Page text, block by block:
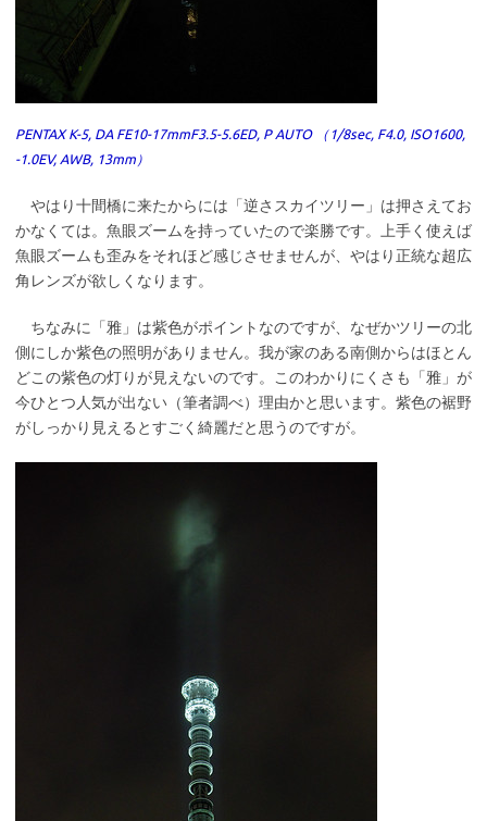
PENTAX K-5, DA FE10-17mmF3.5-5.6ED, P AUTO （1/8sec, F4.0, ISO1600,
-1.0EV, AWB, 13mm）
やはり十間橋に来たからには「逆さスカイツリー」は押さえてお
かなくては。魚眼ズームを持っていたので楽勝です。上手く使えば
魚眼ズームも歪みをそれほど感じさせませんが、やはり正統な超広
角レンズが欲しくなります。
ちなみに「雅」は紫色がポイントなのですが、なぜかツリーの北
側にしか紫色の照明がありません。我が家のある南側からはほとん
どこの紫色の灯りが見えないのです。このわかりにくさも「雅」が
今ひとつ人気が出ない（筆者調べ）理由かと思います。紫色の裾野
がしっかり見えるとすごく綺麗だと思うのですが。